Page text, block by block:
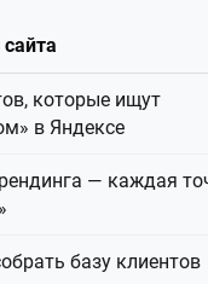
которые ищут
в Яндексе
— каждая
базу клиентов